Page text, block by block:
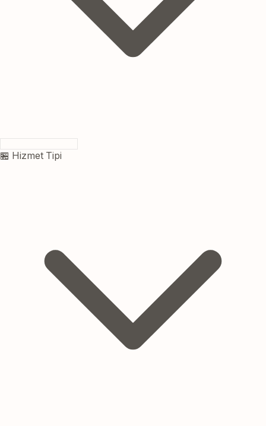
🏪 Hizmet Tipi